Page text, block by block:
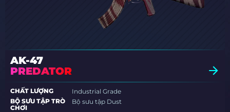
AK-47
PREDATOR
CHẤT LƯỢNG
Industrial Grade
BỘ SƯU TẬP TRÒ
CHƠI
Bộ sưu tập Dust